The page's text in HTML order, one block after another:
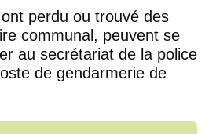
perdu ou trouvé des
communal, peuvent se
au secrétariat de la police
de gendarmerie de